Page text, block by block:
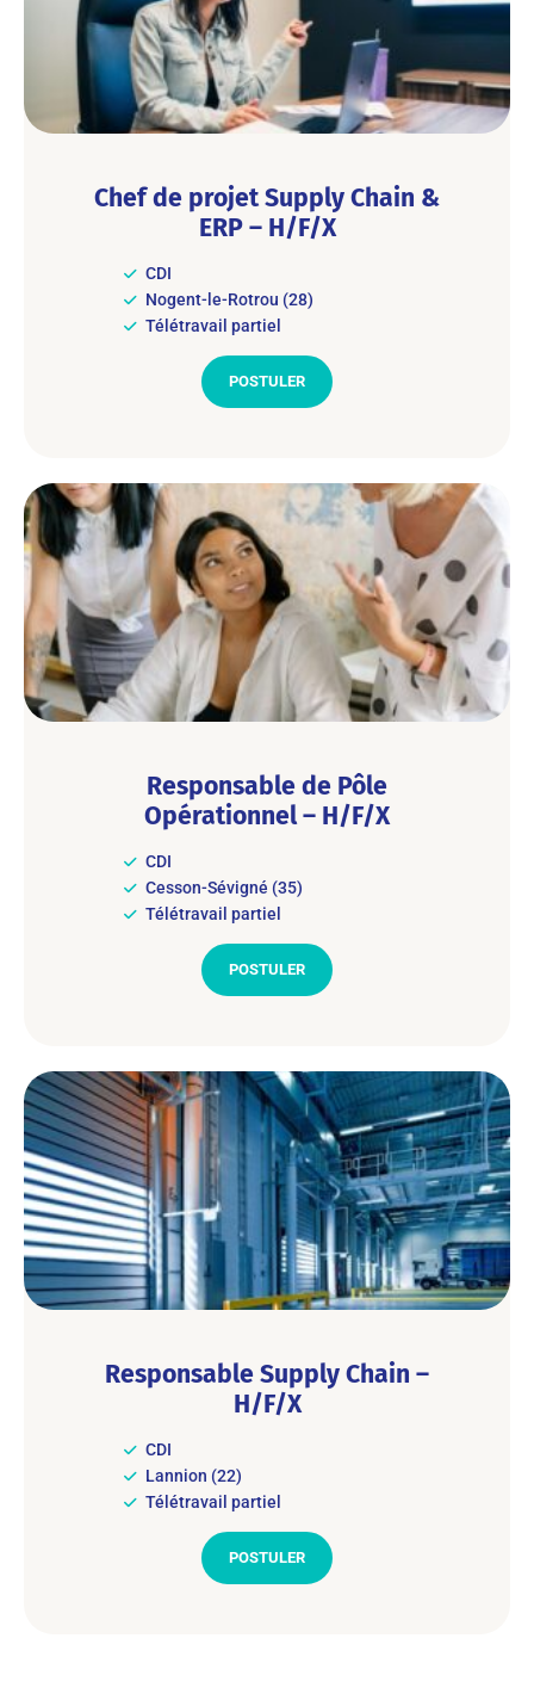
Chef de projet Supply Chain &
ERP – H/F/X
CDI
Nogent-le-Rotrou (28)
Télétravail partiel
POSTULER
Responsable de Pôle
Opérationnel – H/F/X
CDI
Cesson-Sévigné (35)
Télétravail partiel
POSTULER
Responsable Supply Chain –
H/F/X
CDI
Lannion (22)
Télétravail partiel
POSTULER